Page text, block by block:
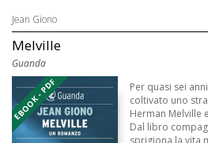
Jean Giono
Melville
Guanda
EBOOK - PDF
Per quasi sei
coltivato uno
Herman Melville
Dal libro
sprigiona la vita